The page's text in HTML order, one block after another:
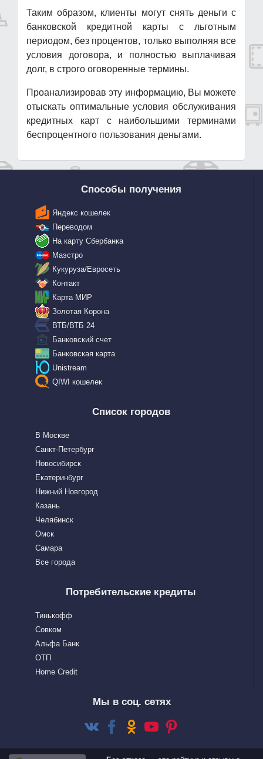
Таким образом, клиенты могут снять деньги с
банковской кредитной карты с льготным
периодом, без процентов, только выполняя все
условия договора, и полностью выплачивая
долг, в строго оговоренные термины.
Проанализировав эту информацию, Вы можете
отыскать оптимальные условия обслуживания
кредитных карт с наибольшими терминами
беспроцентного пользования деньгами.
Способы получения
Яндекс кошелек
Переводом
На карту Сбербанка
Маэстро
Кукуруза/Евросеть
Контакт
Карта МИР
Золотая Корона
ВТБ/ВТБ 24
Банковский счет
Банковская карта
Unistream
QIWI кошелек
Список городов
В Москве
Санкт-Петербург
Новосибирск
Екатеринбург
Нижний Новгород
Казань
Челябинск
Омск
Самара
Все города
Потребительские кредиты
Тинькофф
Совком
Альфа Банк
OTП
Home Сredit
Мы в соц. сетях